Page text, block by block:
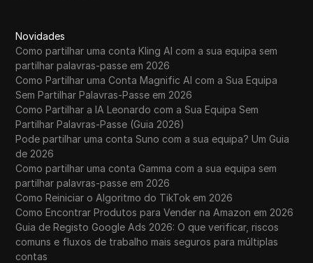
Novidades
Como partilhar uma conta Kling AI com a sua equipa sem
partilhar palavras-passe em 2026
Como Partilhar uma Conta Magnific AI com a Sua Equipa
Sem Partilhar Palavras-Passe em 2026
Como Partilhar a IA Leonardo com a Sua Equipa Sem
Partilhar Palavras-Passe (Guia 2026)
Pode partilhar uma conta Suno com a sua equipa? Um Guia
de 2026
Como partilhar uma conta Gamma com a sua equipa sem
partilhar palavras-passe em 2026
Como Reiniciar o Algoritmo do TikTok em 2026
Como Encontrar Produtos para Vender na Amazon em 2026
Guia de Registo Google Ads 2026: O que verificar, riscos
comuns e fluxos de trabalho mais seguros para múltiplas
contas